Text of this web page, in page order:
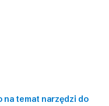
temat narzędzi do